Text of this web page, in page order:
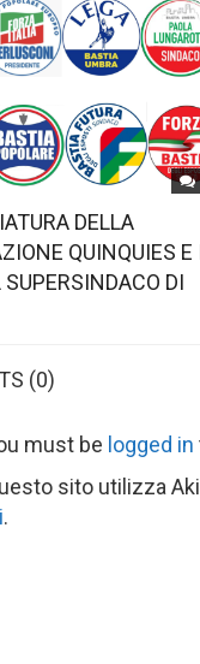
DELLA
QUINQUIES E
SUPERSINDACO DI
(0)
must be logged in
sito utilizza
.